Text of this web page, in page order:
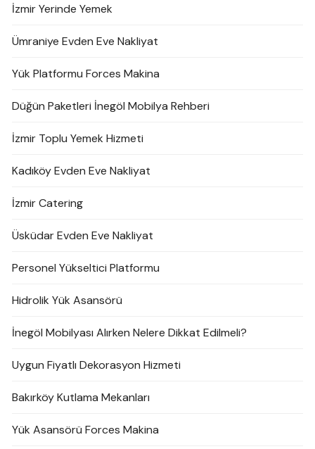
İzmir Yerinde Yemek
Ümraniye Evden Eve Nakliyat
Yük Platformu Forces Makina
Düğün Paketleri İnegöl Mobilya Rehberi
İzmir Toplu Yemek Hizmeti
Kadıköy Evden Eve Nakliyat
İzmir Catering
Üsküdar Evden Eve Nakliyat
Personel Yükseltici Platformu
Hidrolik Yük Asansörü
İnegöl Mobilyası Alırken Nelere Dikkat Edilmeli?
Uygun Fiyatlı Dekorasyon Hizmeti
Bakırköy Kutlama Mekanları
Yük Asansörü Forces Makina